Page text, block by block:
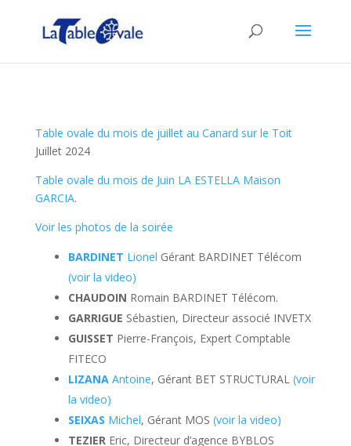
Table ovale du mois de juillet au Canard sur le Toit
Juillet 2024
Table ovale du mois de Juin LA ESTELLA Maison
GARCIA.
Voir les photos de la soirée
BARDINET Lionel Gérant BARDINET Télécom
(voir la video)
CHAUDOIN Romain BARDINET Télécom.
GARRIGUE Sébastien, Directeur associé INVETX
GUISSET Pierre-François, Expert Comptable
FITECO
LIZANA Antoine, Gérant BET STRUCTURAL (voir
la video)
SEIXAS Michel, Gérant MOS (voir la video)
TEZIER Eric, Directeur d’agence BYBLOS